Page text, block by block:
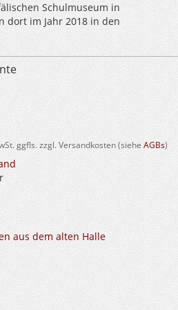
Schulmuseum in
dort im Jahr 2018 in den
ggfls. zzgl. Versandkosten (sieheAGBs)
aus dem alten Halle